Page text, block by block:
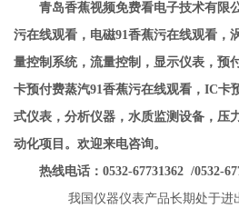
青岛香蕉视频免费看电子技术有限
污在线观看，电磁91香蕉污在线观看，
量控制系统，流量控制，显示仪表，预
卡预付费蒸汽91香蕉污在线观看，IC卡
式仪表，分析仪器，水质监测设备，压
动化项目。欢迎来电咨询。
热线电话：0532-67731362 /0532-
我国仪器仪表产品长期处于进